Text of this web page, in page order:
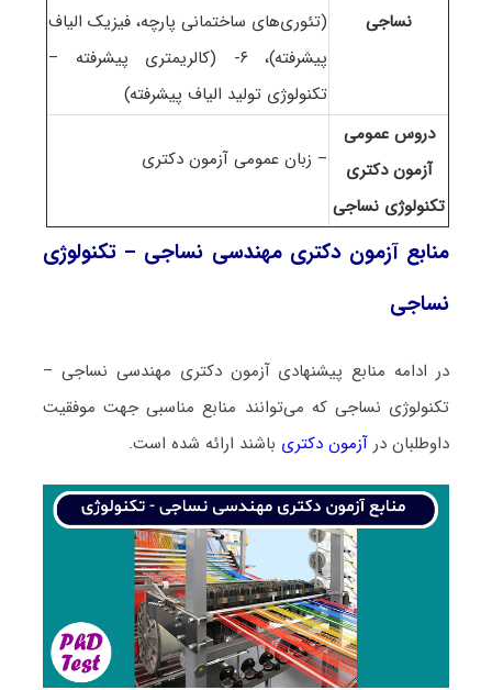
نساجی
(تئوری‌های ساختمانی پارچه، فیزیک الیاف
پیشرفته)، ۶- (کالریمتری پیشرفته –
تکنولوژی تولید الیاف پیشرفته)
دروس عمومی
آزمون دکتری
تکنولوژی نساجی
– زبان عمومی آزمون دکتری
منابع آزمون دکتری مهندسی نساجی – تکنولوژی
نساجی
در ادامه منابع پیشنهادی آزمون دکتری مهندسی نساجی –
تکنولوژی نساجی که می‌توانند منابع مناسبی جهت موفقیت
داوطلبان در آزمون دکتری باشند ارائه شده است.